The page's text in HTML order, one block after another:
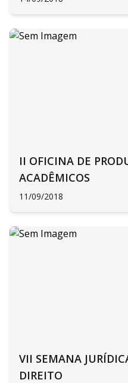
II OFICINA DE
ACADÊMICOS
11/09/2018
VII SEMANA
DIREITO